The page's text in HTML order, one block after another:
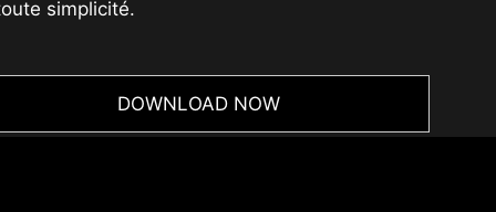
simplicité.
DOWNLOAD NOW